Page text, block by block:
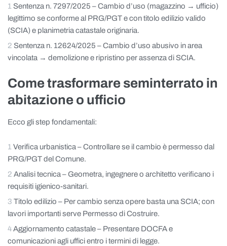
Sentenza n. 7297/2025 – Cambio d’uso (magazzino → ufficio)
legittimo se conforme al PRG/PGT e con titolo edilizio valido
(SCIA) e planimetria catastale originaria.
Sentenza n. 12624/2025 – Cambio d’uso abusivo in area
vincolata → demolizione e ripristino per assenza di SCIA.
Come trasformare seminterrato in
abitazione o ufficio
Ecco gli step fondamentali:
Verifica urbanistica – Controllare se il cambio è permesso dal
PRG/PGT del Comune.
Analisi tecnica – Geometra, ingegnere o architetto verificano i
requisiti igienico-sanitari.
Titolo edilizio – Per cambio senza opere basta una SCIA; con
lavori importanti serve Permesso di Costruire.
Aggiornamento catastale – Presentare DOCFA e
comunicazioni agli uffici entro i termini di legge.